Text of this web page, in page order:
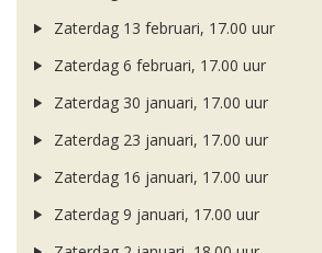
Zaterdag 13 februari, 17.00 uur
Zaterdag 6 februari, 17.00 uur
Zaterdag 30 januari, 17.00 uur
Zaterdag 23 januari, 17.00 uur
Zaterdag 16 januari, 17.00 uur
Zaterdag 9 januari, 17.00 uur